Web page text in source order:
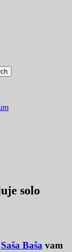
solo
Saša Baša vam